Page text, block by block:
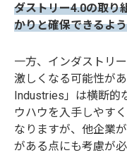
ダストリー4.0の取り
かりと確保できるよ
一方、インダストリ
激しくなる可能性が
Industries」は横断的
ウハウを入手しやす
なりますが、他企業
がある点にも考慮が必